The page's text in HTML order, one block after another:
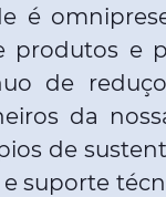
é
produtos e
de
da
de
suporte